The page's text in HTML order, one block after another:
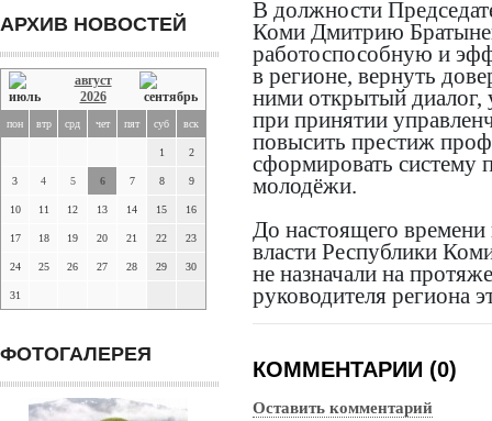
АРХИВ НОВОСТЕЙ
август
2026
пон втр срд чет пят суб вск
1 2
3 4 5 6 7 8 9
10 11 12 13 14 15 16
17 18 19 20 21 22 23
24 25 26 27 28 29 30
31
ФОТОГАЛЕРЕЯ
В должности
Коми Дмитрию
работоспособную и
в регионе, вернуть
ними открытый диалог,
при принятии
повысить престиж
сформировать систему
молодёжи.
До настоящего времени
власти Республики
не назначали на
руководителя региона
КОММЕНТАРИИ (0)
Оставить комментарий